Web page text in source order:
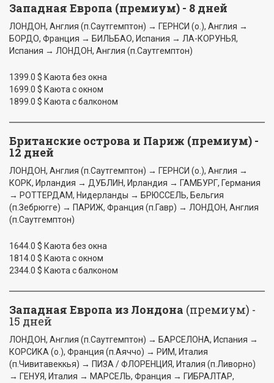
Западная Европа (премиум) - 8 дней
ЛОНДОН, Англия (п.Саутгемптон) → ГЕРНСИ (о.), Англия →
БОРДО, Франция → БИЛЬБАО, Испания → ЛА-КОРУНЬЯ,
Испания → ЛОНДОН, Англия (п.Саутгемптон)
1399.0 $ Каюта без окна
1699.0 $ Каюта с окном
1899.0 $ Каюта с балконом
Британские острова и Париж (премиум) -
12 дней
ЛОНДОН, Англия (п.Саутгемптон) → ГЕРНСИ (о.), Англия →
КОРК, Ирландия → ДУБЛИН, Ирландия → ГАМБУРГ, Германия
→ РОТТЕРДАМ, Нидерланды → БРЮССЕЛЬ, Бельгия
(п.Зебрюгге) → ПАРИЖ, Франция (п.Гавр) → ЛОНДОН, Англия
(п.Саутгемптон)
1644.0 $ Каюта без окна
1814.0 $ Каюта с окном
2344.0 $ Каюта с балконом
Западная Европа из Лондона (премиум) -
15 дней
ЛОНДОН, Англия (п.Саутгемптон) → БАРСЕЛОНА, Испания →
КОРСИКА (о.), Франция (п.Аяччо) → РИМ, Италия
(п.Чивитавеккья) → ПИЗА / ФЛОРЕНЦИЯ, Италия (п.Ливорно)
→ ГЕНУЯ, Италия → МАРСЕЛЬ, Франция → ГИБРАЛТАР,